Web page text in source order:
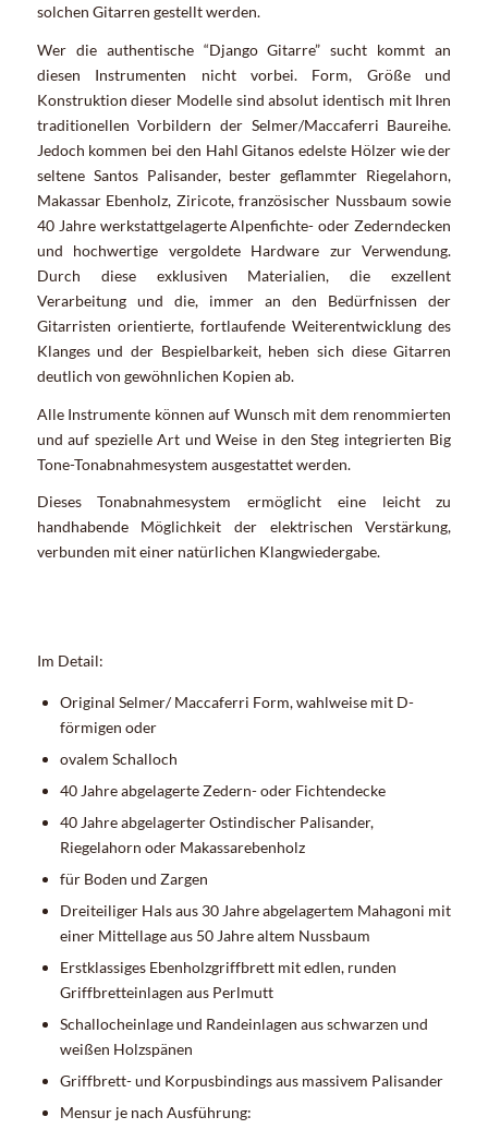
solchen Gitarren gestellt werden.
Wer die authentische “Django Gitarre” sucht kommt an
diesen Instrumenten nicht vorbei. Form, Größe und
Konstruktion dieser Modelle sind absolut identisch mit Ihren
traditionellen Vorbildern der Selmer/Maccaferri Baureihe.
Jedoch kommen bei den Hahl Gitanos edelste Hölzer wie der
seltene Santos Palisander, bester geflammter Riegelahorn,
Makassar Ebenholz, Ziricote, französischer Nussbaum sowie
40 Jahre werkstattgelagerte Alpenfichte- oder Zederndecken
und hochwertige vergoldete Hardware zur Verwendung.
Durch diese exklusiven Materialien, die exzellent
Verarbeitung und die, immer an den Bedürfnissen der
Gitarristen orientierte, fortlaufende Weiterentwicklung des
Klanges und der Bespielbarkeit, heben sich diese Gitarren
deutlich von gewöhnlichen Kopien ab.
Alle Instrumente können auf Wunsch mit dem renommierten
und auf spezielle Art und Weise in den Steg integrierten Big
Tone-Tonabnahmesystem ausgestattet werden.
Dieses Tonabnahmesystem ermöglicht eine leicht zu
handhabende Möglichkeit der elektrischen Verstärkung,
verbunden mit einer natürlichen Klangwiedergabe.
Im Detail:
Original Selmer/ Maccaferri Form, wahlweise mit D-
förmigen oder
ovalem Schalloch
40 Jahre abgelagerte Zedern- oder Fichtendecke
40 Jahre abgelagerter Ostindischer Palisander,
Riegelahorn oder Makassarebenholz
für Boden und Zargen
Dreiteiliger Hals aus 30 Jahre abgelagertem Mahagoni mit
einer Mittellage aus 50 Jahre altem Nussbaum
Erstklassiges Ebenholzgriffbrett mit edlen, runden
Griffbretteinlagen aus Perlmutt
Schallocheinlage und Randeinlagen aus schwarzen und
weißen Holzspänen
Griffbrett- und Korpusbindings aus massivem Palisander
Mensur je nach Ausführung: